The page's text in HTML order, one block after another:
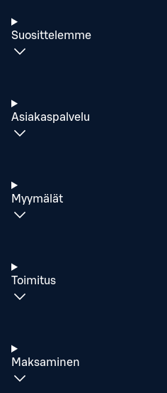
Suosittelemme
Asiakaspalvelu
Myymälät
Toimitus
Maksaminen